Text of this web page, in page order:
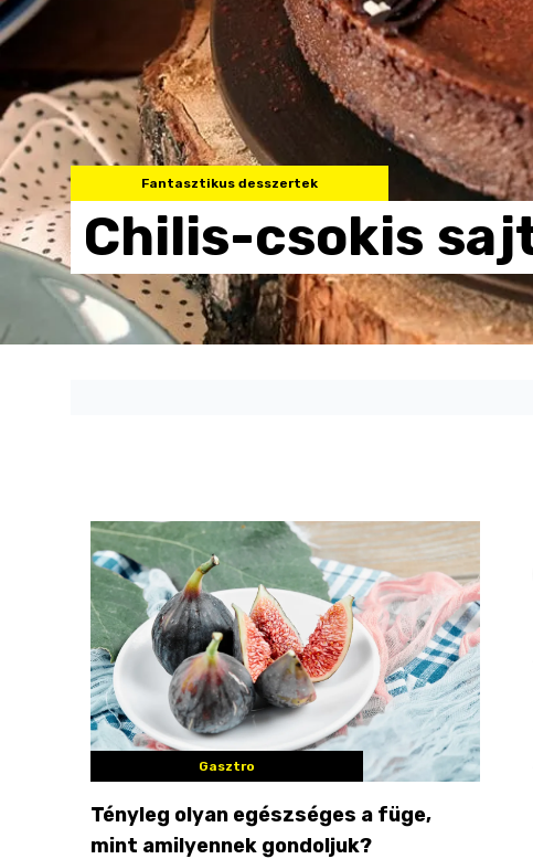
Fantasztikus desszertek
Chilis-csokis
Gasztro
Tényleg olyan egészséges a füge,
mint amilyennek gondoljuk?